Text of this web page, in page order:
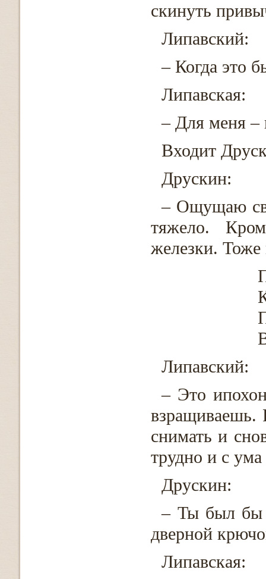
скинуть
Липавский:
– Когда это
Липавская:
– Для меня –
Входит
Друскин:
– Ощущаю
тяжело.
железки. Тоже
Липавский:
– Это
взращиваешь.
снимать и
трудно и с
Друскин:
– Ты был бы
дверной
Липавская: